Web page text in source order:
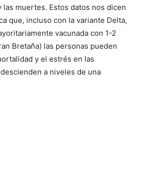
las muertes. Estos datos nos dicen
que, incluso con la variante Delta,
vacunada con 1-2
Bretaña) las personas pueden
y el estrés en las
a niveles de una